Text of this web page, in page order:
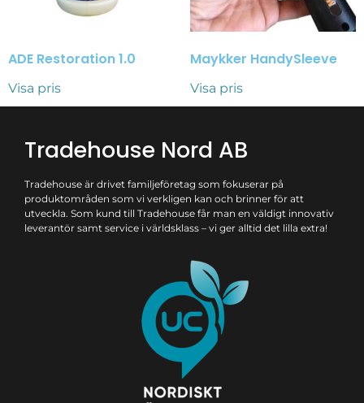
ADE Restoration 1.0
Visa pris
Maykker HandySleeve
Visa pris
Tradehouse Nord AB
Tradehouse är drivet familjeföretag som fokuserar på
produktområden som vi verkligen kan och brinner för att
utveckla. Som kund till Tradehouse får man en väldigt innovativ
leverantör samt service i världsklass – vi ger alltid det lilla extra!